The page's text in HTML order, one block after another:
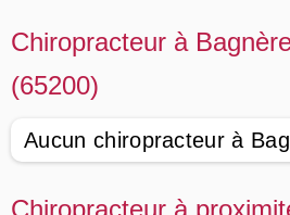
Chiropracteur à
(65200)
Aucun chiropracteur à
Chiropracteur à